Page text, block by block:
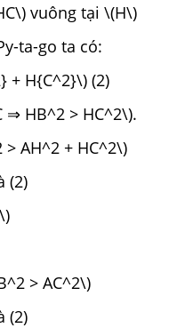
vuông tại \(H\)
ta-go ta có:
+ H{C^2}\) (2)
⇒ HB^2 > HC^2\).
AH^2 + HC^2\)
(2)
> AC^2\)
(2)